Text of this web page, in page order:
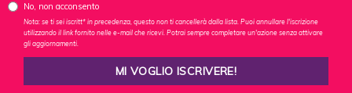
No, non acconsento
Nota: se ti sei iscritt* in precedenza, questo non ti cancellerà dalla lista. Puoi annullare l'iscrizione
utilizzando il link fornito nelle e-mail che ricevi. Potrai sempre completare un'azione senza attivare
gli aggiornamenti.